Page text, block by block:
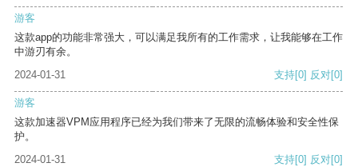
游客
这款app的功能非常强大，可以满足我所有的工作需求，让我能够在工作
中游刃有余。
2024-01-31
支持[0] 反对[0]
游客
这款加速器VPM应用程序已经为我们带来了无限的流畅体验和安全性保
护。
2024-01-31
支持[0] 反对[0]